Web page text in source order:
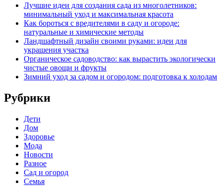
Лучшие идеи для создания сада из многолетников:
минимальный уход и максимальная красота
Как бороться с вредителями в саду и огороде:
натуральные и химические методы
Ландшафтный дизайн своими руками: идеи для
украшения участка
Органическое садоводство: как вырастить экологически
чистые овощи и фрукты
Зимний уход за садом и огородом: подготовка к холодам
Рубрики
Дети
Дом
Здоровье
Мода
Новости
Разное
Сад и огород
Семья